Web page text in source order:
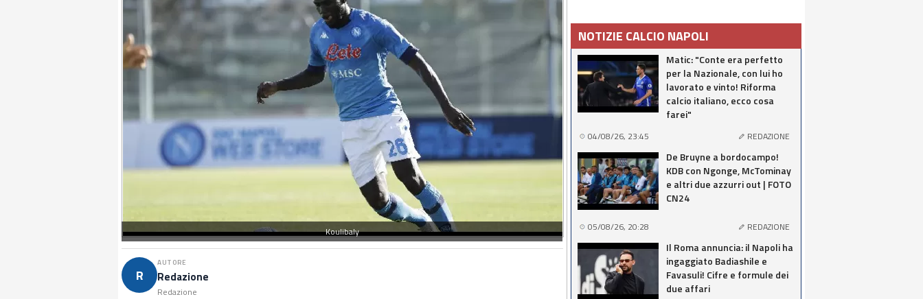
Koulibaly
R
AUTORE
Redazione
Redazione
NOTIZIE CALCIO NAPOLI
Matic: "Conte era perfetto
per la Nazionale, con lui ho
lavorato e vinto! Riforma
calcio italiano, ecco cosa
farei"
04/08/26, 23:45 REDAZIONE
De Bruyne a bordocampo!
KDB con Ngonge, McTominay
e altri due azzurri out | FOTO
CN24
05/08/26, 20:28 REDAZIONE
Il Roma annuncia: il Napoli ha
ingaggiato Badiashile e
Favasuli! Cifre e formule dei
due affari